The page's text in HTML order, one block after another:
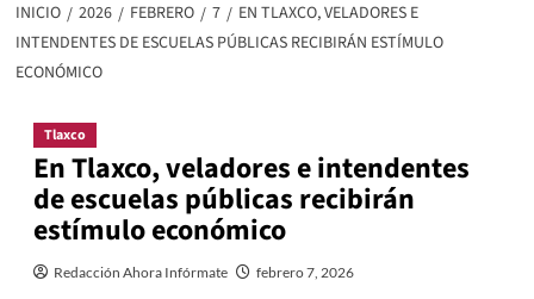
INICIO 2026 FEBRERO 7
EN TLAXCO, VELADORES E
INTENDENTES DE ESCUELAS PÚBLICAS RECIBIRÁN ESTÍMULO
ECONÓMICO
Tlaxco
En Tlaxco, veladores e intendentes
de escuelas públicas recibirán
estímulo económico
Redacción Ahora Infórmate febrero 7, 2026